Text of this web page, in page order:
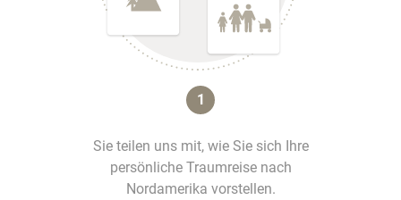
1
Sie teilen uns mit, wie Sie sich Ihre
persönliche Traumreise nach
Nordamerika vorstellen.